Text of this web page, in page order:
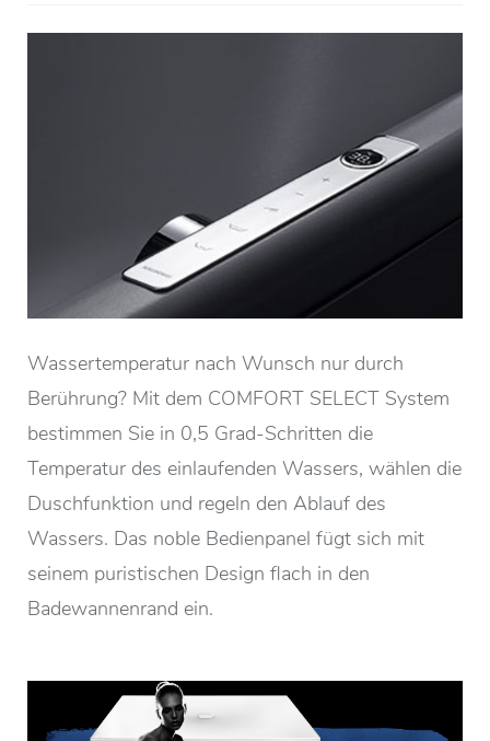
Wassertemperatur nach Wunsch nur durch
Berührung? Mit dem COMFORT SELECT System
bestimmen Sie in 0,5 Grad-Schritten die
Temperatur des einlaufenden Wassers, wählen die
Duschfunktion und regeln den Ablauf des
Wassers. Das noble Bedienpanel fügt sich mit
seinem puristischen Design flach in den
Badewannenrand ein.